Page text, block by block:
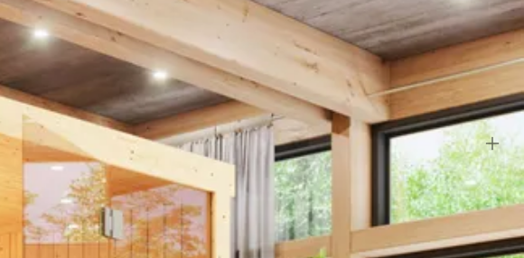
worden gemonteerd. Er zijn dan kachels met ‘interne besturing’. Deze kachels
worden door een controle unit aangestuurd. Er zijn dan ook verschillende soorten
zal resulteren in een sauna die langzaam of niet genoeg opwarmt.Omdat er veel
die wij adviseren bij de sauna.